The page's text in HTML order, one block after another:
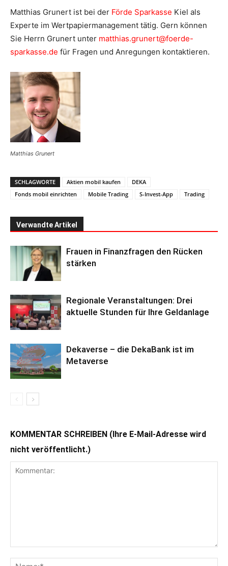
Matthias Grunert ist bei der Förde Sparkasse Kiel als
Experte im Wertpapiermanagement tätig. Gern können
Sie Herrn Grunert unter matthias.grunert@foerde-
sparkasse.de für Fragen und Anregungen kontaktieren.
Matthias Grunert
SCHLAGWORTE Aktien mobil kaufen
DEKA
Fonds mobil einrichten
Mobile Trading S-Invest-App Trading
Verwandte Artikel
Frauen in Finanzfragen den Rücken
stärken
Regionale Veranstaltungen: Drei
aktuelle Stunden für Ihre Geldanlage
Dekaverse – die DekaBank ist im
Metaverse
KOMMENTAR SCHREIBEN (Ihre E-Mail-Adresse wird
nicht veröffentlicht.)